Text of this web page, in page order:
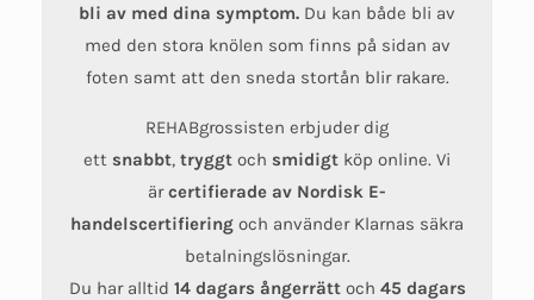
bli av med dina symptom. Du kan både bli av
med den stora knölen som finns på sidan av
foten samt att den sneda stortån blir rakare.
REHABgrossisten erbjuder dig
ett snabbt, tryggt och smidigt köp online. Vi
ärcertifierade av Nordisk E-
handelscertifiering och använder Klarnas säkra
betalningslösningar.
Du har alltid 14 dagars ångerrättoch 45 dagars